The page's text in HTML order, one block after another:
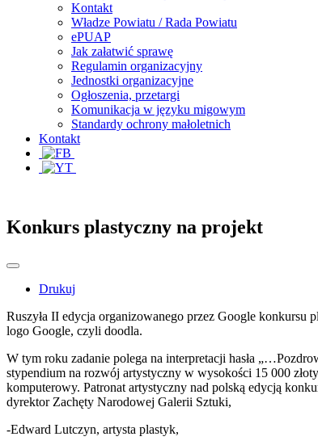
Kontakt
Władze Powiatu / Rada Powiatu
ePUAP
Jak załatwić sprawę
Regulamin organizacyjny
Jednostki organizacyjne
Ogłoszenia, przetargi
Komunikacja w języku migowym
Standardy ochrony małoletnich
Kontakt
Konkurs plastyczny na projekt
Drukuj
Ruszyła II edycja organizowanego przez Google konkursu
logo Google, czyli doodla.
W tym roku zadanie polega na interpretacji hasła
stypendium na rozwój artystyczny w wysokości 15 000
komputerowy. Patronat artystyczny nad polską edycją
dyrektor Zachęty Narodowej Galerii Sztuki,
-Edward Lutczyn, artysta plastyk,